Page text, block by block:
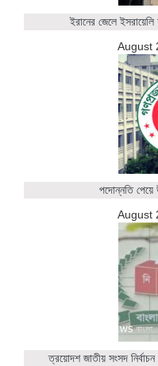
ইরানের জেলে
August
পদোন্নতি পেয়ে
August
ত্রয়োদশ জাতীয় সংসদ